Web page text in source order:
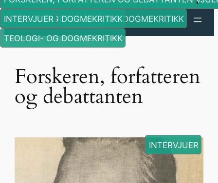
Skip
to
content
Edwien-arkivet: edwien.no
Forskeren, forfatteren
og debattanten
INTERVJUER
KRITISKE VURDERINGER ,
TEOLOGI- OG DOGMEKRITIKK
KRITISKE VURDERINGER
INTERVJUER , TEOLOGI- OG DOGMEKRITIKK
TEOLOGI- OG DOGMEKRITIKK
MINNEORD
MINNEORD
INTERVJUER
INTERVJUER
INTERVJUER